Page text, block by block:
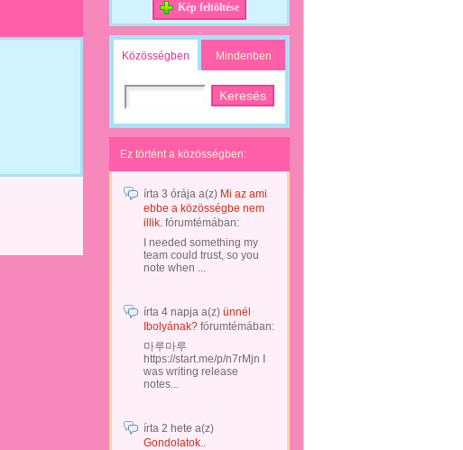
Kép feltöltése
Közösségben Mindenben
Ez történt a közösségben:
írta 3 órája a(z) Mi az ami
ebbe a közösségbe nem
illik. fórumtémában:
I needed something my
team could trust, so you
note when ...
írta 4 napja a(z) ünnél
Ibolyának? fórumtémában:
마루마루
https://start.me/p/n7rMjn I
was writing release
notes...
írta 2 hete a(z)
Gondolatok..